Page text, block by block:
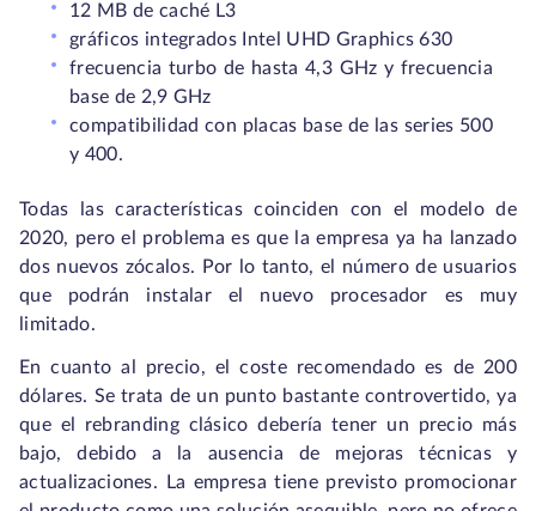
12 MB de caché L3
gráficos integrados Intel UHD Graphics 630
frecuencia turbo de hasta 4,3 GHz y frecuencia
base de 2,9 GHz
compatibilidad con placas base de las series 500
y 400.
Todas las características coinciden con el modelo de
2020, pero el problema es que la empresa ya ha lanzado
dos nuevos zócalos. Por lo tanto, el número de usuarios
que podrán instalar el nuevo procesador es muy
limitado.
En cuanto al precio, el coste recomendado es de 200
dólares. Se trata de un punto bastante controvertido, ya
que el rebranding clásico debería tener un precio más
bajo, debido a la ausencia de mejoras técnicas y
actualizaciones. La empresa tiene previsto promocionar